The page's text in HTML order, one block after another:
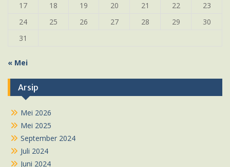
17
18 19 20 21 22
23
24
25 26 27 28 29
30
31
« Mei
Arsip
Mei 2026
Mei 2025
September 2024
Juli 2024
Juni 2024